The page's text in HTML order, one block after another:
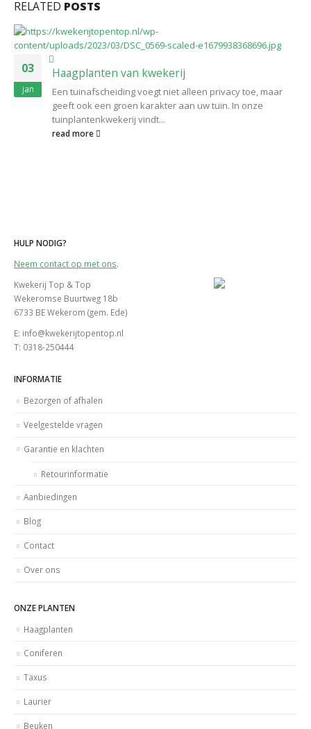
RELATED POSTS
03
jan
Haagplanten van kwekerij
Een tuinafscheiding voegt niet alleen privacy toe, maar
geeft ook een groen karakter aan uw tuin. In onze
tuinplantenkwekerij vindt...
read more
HULP NODIG?
Neem contact op met ons.
Kwekerij Top & Top
Wekeromse Buurtweg 18b
6733 BE Wekerom (gem. Ede)
E: info@kwekerijtopentop.nl
T: 0318-250444
INFORMATIE
Bezorgen of afhalen
Veelgestelde vragen
Garantie en klachten
Retourinformatie
Aanbiedingen
Blog
Contact
Over ons
ONZE PLANTEN
Haagplanten
Coniferen
Taxus
Laurier
Beuken